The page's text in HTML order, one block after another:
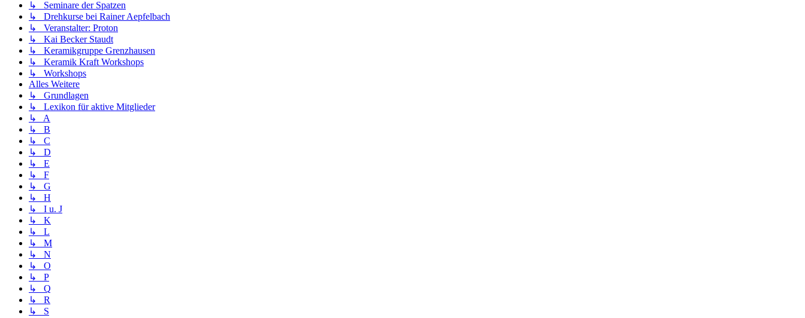
↳ Seminare der Spatzen
↳ Drehkurse bei Rainer Aepfelbach
↳ Veranstalter: Proton
↳ Kai Becker Staudt
↳ Keramikgruppe Grenzhausen
↳ Keramik Kraft Workshops
↳ Workshops
Alles Weitere
↳ Grundlagen
↳ Lexikon für aktive Mitglieder
↳ A
↳ B
↳ C
↳ D
↳ E
↳ F
↳ G
↳ H
↳ I u. J
↳ K
↳ L
↳ M
↳ N
↳ O
↳ P
↳ Q
↳ R
↳ S